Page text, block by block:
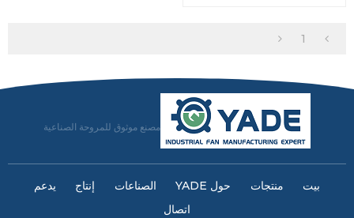
1
مصنع موثوق للمروحة الصناعية
بيت منتجات حول YADE الصناعات إنتاج
يدعم
اتصال